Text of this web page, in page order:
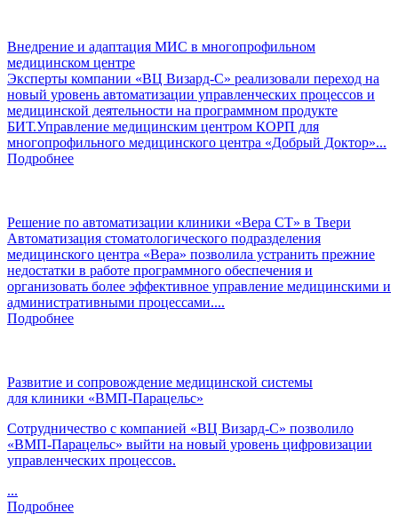
Внедрение и адаптация МИС в многопрофильном
медицинском центре
Эксперты компании «ВЦ Визард-С» реализовали переход на
новый уровень автоматизации управленческих процессов и
медицинской деятельности на программном продукте
БИТ.Управление медицинским центром КОРП для
многопрофильного медицинского центра «Добрый Доктор»...
Подробнее
Решение по автоматизации клиники «Вера СТ» в Твери
Автоматизация стоматологического подразделения
медицинского центра «Вера» позволила устранить прежние
недостатки в работе программного обеспечения и
организовать более эффективное управление медицинскими и
административными процессами....
Подробнее
Развитие и сопровождение медицинской системы
для клиники «ВМП-Парацельс»
Сотрудничество с компанией «ВЦ Визард-С» позволило
«ВМП-Парацельс» выйти на новый уровень цифровизации
управленческих процессов.
...
Подробнее